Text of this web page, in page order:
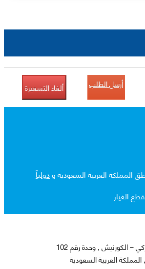
أرسل الطلب ألغاء التسعيرة
المملكة العربية السعوديه ودولياً
الغيار